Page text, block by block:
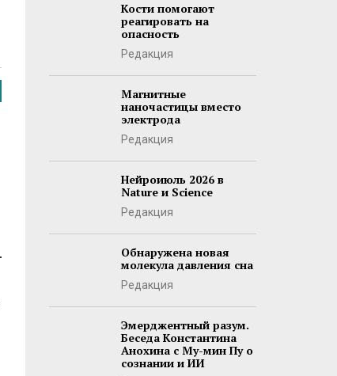
Кости помогают
реагировать на
опасность
Редакция
Магнитные
наночастицы вместо
электрода
Редакция
Нейроиюль 2026 в
Nature и Science
Редакция
Обнаружена новая
молекула давления сна
Редакция
Эмерджентный разум.
Беседа Константина
Анохина с Му-мин Пу о
сознании и ИИ